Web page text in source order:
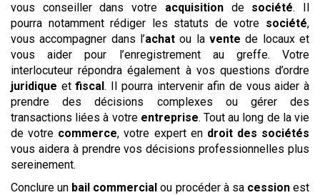
vous conseiller dans votre acquisitionde société. Il
pourra notamment rédiger les statuts de votre société,
vous accompagner dans l’achat ou la vente de locaux et
vous aider pour l’enregistrement au greffe. Votre
interlocuteur répondra également à vos questions d’ordre
juridique etfiscal. Il pourra intervenir afin de vous aider à
prendre des décisions complexes ou gérer des
transactions liées à votre entreprise. Tout au long de la vie
de votre commerce, votre expert en droit des sociétés
vous aidera à prendre vos décisions professionnelles plus
sereinement.
Conclure un bail commercial ou procéder à sa cessionest